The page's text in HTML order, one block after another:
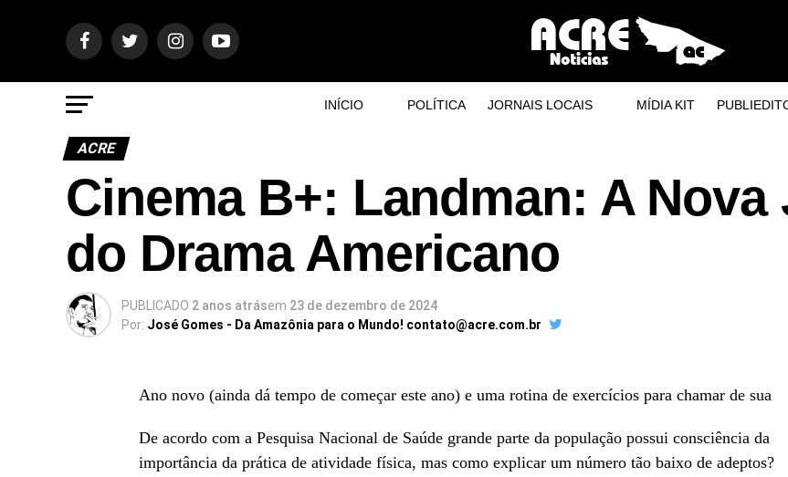
INÍCIO POLÍTICA JORNAIS LOCAIS MÍDIA KIT
ACRE
Cinema B+: Landman: A Nova
do Drama Americano
PUBLICADO 2 anos atrásem 23 de dezembro de 2024
Por: José Gomes - Da Amazônia para o Mundo! contato@acre.com.br
Ano novo (ainda dá tempo de começar este ano) e uma rotina de exercícios para chamar de sua
De acordo com a Pesquisa Nacional de Saúde grande parte da população possui consciência da
importância da prática de atividade física, mas como explicar um número tão baixo de adeptos?